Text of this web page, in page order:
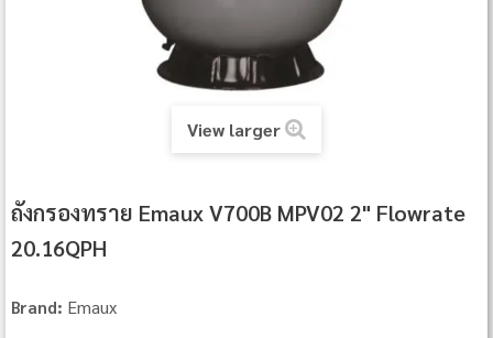
View larger
ถังกรองทราย Emaux V700B MPV02 2" Flowrate
20.16QPH
Brand: Emaux